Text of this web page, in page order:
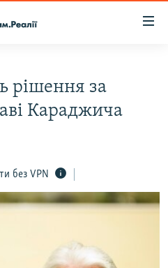
рішення за
Караджича
без VPN